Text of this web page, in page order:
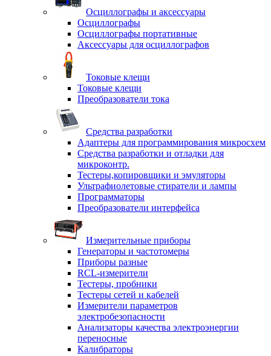
Осциллографы и аксессуары
Осциллографы
Осциллографы портативные
Аксессуары для осциллографов
Токовые клещи
Токовые клещи
Преобразователи тока
Средства разработки
Адаптеры для программирования микросхем
Средства разработки и отладки для
микроконтр.
Тестеры,копировщики и эмуляторы
Ультрафиолетовые стиратели и лампы
Программаторы
Преобразователи интерфейса
Измерительные приборы
Генераторы и частотомеры
Приборы разные
RCL-измерители
Тестеры, пробники
Тестеры сетей и кабелей
Измерители параметров
электробезопасности
Анализаторы качества электроэнергии
переносные
Калибраторы